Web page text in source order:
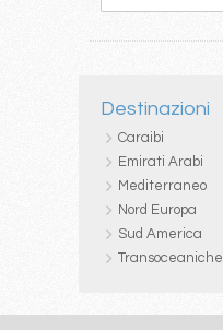
Destinazioni
Caraibi
Emirati Arabi
Mediterraneo
Nord Europa
Sud America
Transoceaniche